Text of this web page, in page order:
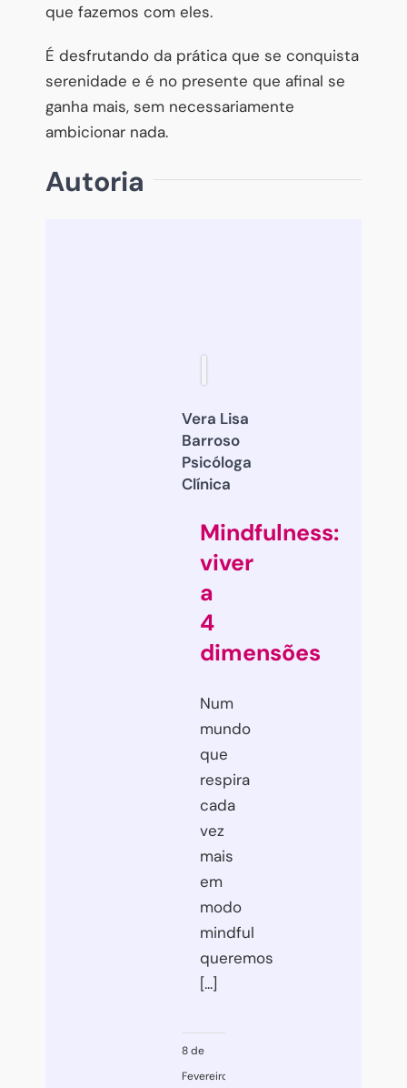
que fazemos com eles.
É desfrutando da prática que se conquista
serenidade e é no presente que afinal se
ganha mais, sem necessariamente
ambicionar nada.
Autoria
Vera Lisa
Barroso
Psicóloga
Clínica
Mindfulness:
viver
a
4
dimensões
Num
mundo
que
respira
cada
vez
mais
em
modo
mindful
queremos
[...]
8 de
Fevereiro,